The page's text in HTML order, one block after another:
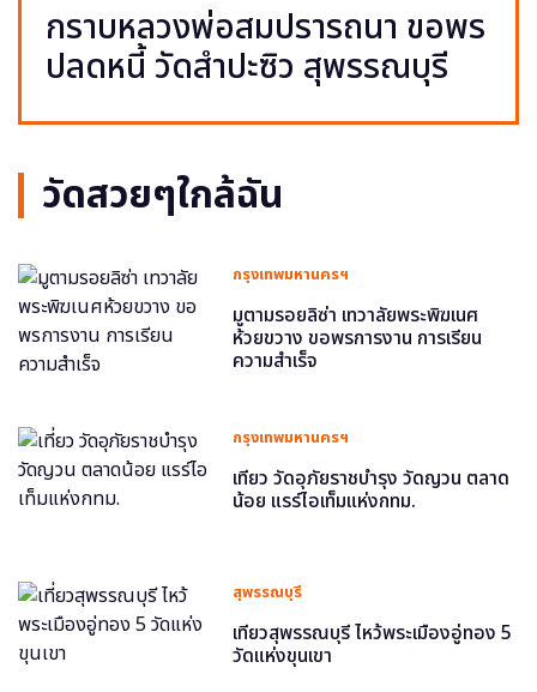
กราบหลวงพ่อสมปรารถนา ขอพร
ปลดหนี้ วัดสำปะซิว สุพรรณบุรี
วัดสวยๆใกล้ฉัน
กรุงเทพมหานครฯ
มูตามรอยลิซ่า เทวาลัยพระพิฆเนศ
ห้วยขวาง ขอพรการงาน การเรียน
ความสำเร็จ
กรุงเทพมหานครฯ
เที่ยว วัดอุภัยราชบำรุง วัดญวน ตลาด
น้อย แรร์ไอเท็มแห่งกทม.
สุพรรณบุรี
เที่ยวสุพรรณบุรี ไหว้พระเมืองอู่ทอง 5
วัดแห่งขุนเขา